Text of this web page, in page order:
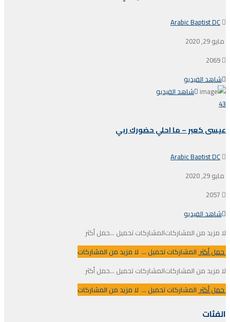
Arabic Baptist DC
مايو 29, 2020
2069
شاهد الفيديو
شاهد الفيديو
43
عيسى كعبر – ما احلي حضورك ربي
Arabic Baptist DC
مايو 29, 2020
2057
شاهد الفيديو
لا مزيد من المشاركاتالمشاركات تحميل ...حمل أكثر
حمل أكثر المشاركات تحميل ... لا مزيد من المشاركات
لا مزيد من المشاركاتالمشاركات تحميل ...حمل أكثر
حمل أكثر المشاركات تحميل ... لا مزيد من المشاركات
الفئات